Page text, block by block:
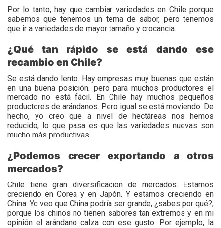
Por lo tanto, hay que cambiar variedades en Chile porque
sabemos que tenemos un tema de sabor, pero tenemos
que ir a variedades de mayor tamaño y crocancia.
¿Qué tan rápido se está dando ese
recambio en Chile?
Se está dando lento. Hay empresas muy buenas que están
en una buena posición, pero para muchos productores el
mercado no está fácil. En Chile hay muchos pequeños
productores de arándanos. Pero igual se está moviendo. De
hecho, yo creo que a nivel de hectáreas nos hemos
reducido, lo que pasa es que las variedades nuevas son
mucho más productivas.
¿Podemos crecer exportando a otros
mercados?
Chile tiene gran diversificación de mercados. Estamos
creciendo en Corea y en Japón. Y estamos creciendo en
China. Yo veo que China podría ser grande, ¿sabes por qué?,
porque los chinos no tienen sabores tan extremos y en mi
opinión el arándano calza con ese gusto. Por ejemplo, la